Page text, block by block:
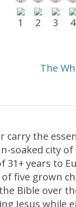
The
carry the
soaked city of
31+ years to
five grown
Bible over
Jesus while